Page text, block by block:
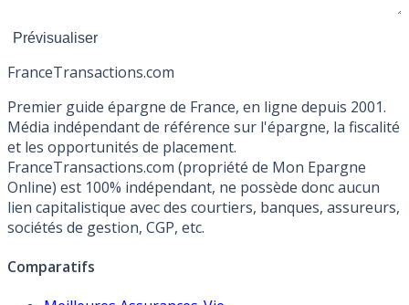
FranceTransactions.com
Premier guide épargne de France, en ligne depuis 2001.
Média indépendant de référence sur l'épargne, la fiscalité
et les opportunités de placement.
FranceTransactions.com (propriété de Mon Epargne
Online) est 100% indépendant, ne possède donc aucun
lien capitalistique avec des courtiers, banques, assureurs,
sociétés de gestion, CGP, etc.
Comparatifs